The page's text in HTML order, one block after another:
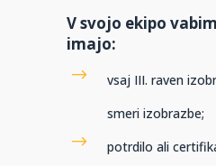
V svojo ekipo
imajo:
vsaj III. raven
smeri izobrazbe;
potrdilo ali